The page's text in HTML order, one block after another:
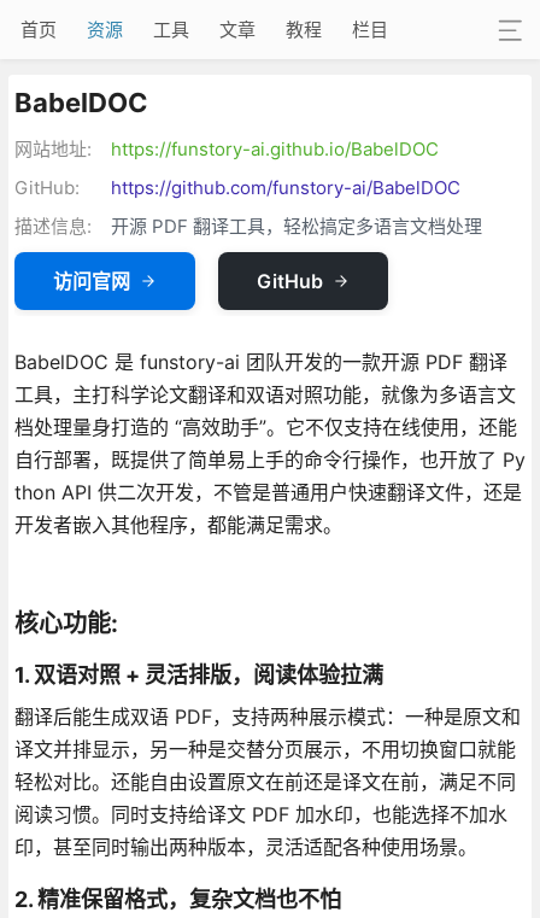
首页 资源 工具 文章 教程 栏目
BabelDOC
网站地址:
https://funstory-ai.github.io/BabelDOC
GitHub:
https://github.com/funstory-ai/BabelDOC
描述信息:
开源 PDF 翻译工具，轻松搞定多语言文档处理
访问官网 GitHub
BabelDOC 是 funstory-ai 团队开发的一款开源 PDF 翻译
工具，主打科学论文翻译和双语对照功能，就像为多语言文
档处理量身打造的 “高效助手”。它不仅支持在线使用，还能
自行部署，既提供了简单易上手的命令行操作，也开放了 Py
thon API 供二次开发，不管是普通用户快速翻译文件，还是
开发者嵌入其他程序，都能满足需求。
核心功能:
1. 双语对照 + 灵活排版，阅读体验拉满
翻译后能生成双语 PDF，支持两种展示模式：一种是原文和
译文并排显示，另一种是交替分页展示，不用切换窗口就能
轻松对比。还能自由设置原文在前还是译文在前，满足不同
阅读习惯。同时支持给译文 PDF 加水印，也能选择不加水
印，甚至同时输出两种版本，灵活适配各种使用场景。
2. 精准保留格式，复杂文档也不怕